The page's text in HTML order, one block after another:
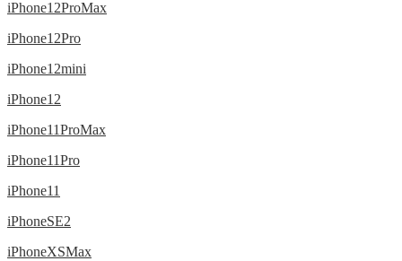
iPhone12ProMax
iPhone12Pro
iPhone12mini
iPhone12
iPhone11ProMax
iPhone11Pro
iPhone11
iPhoneSE2
iPhoneXSMax